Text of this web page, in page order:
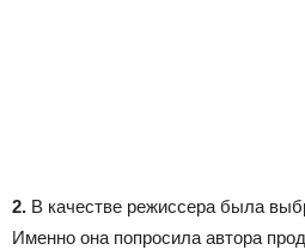
2. В качестве режиссера была
Именно она попросила автора